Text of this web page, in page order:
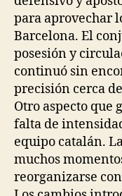
para aprovechar
Barcelona. El
posesión y
continuó sin
precisión cerca
Otro aspecto que
falta de
equipo catalán.
muchos
reorganizarse